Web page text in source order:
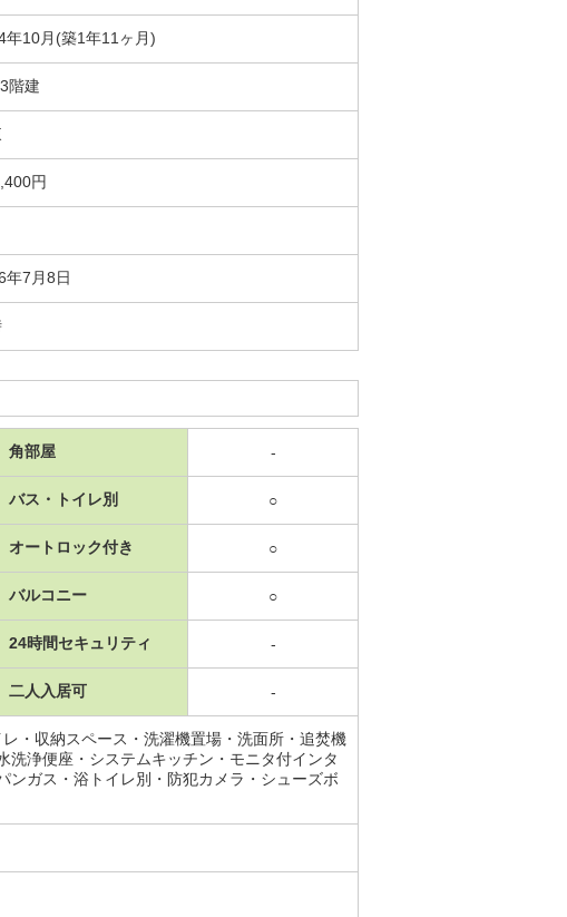
年10月(築1年11ヶ月)
階建
円
年7月8日
角部屋 -
バス・トイレ別 ○
オートロック付き ○
バルコニー ○
24時間セキュリティ -
二人入居可 -
・収納スペース・洗濯機置場・洗面所・追焚機
浄便座・システムキッチン・モニタ付インタ
ンガス・浴トイレ別・防犯カメラ・シューズボ